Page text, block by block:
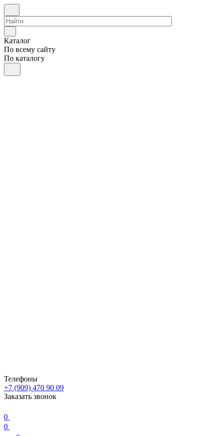
Каталог
По всему сайту
По каталогу
Телефоны
+7 (909) 470 90 09
Заказать звонок
0
0